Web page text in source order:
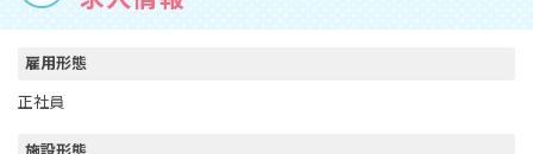
雇用形態
正社員